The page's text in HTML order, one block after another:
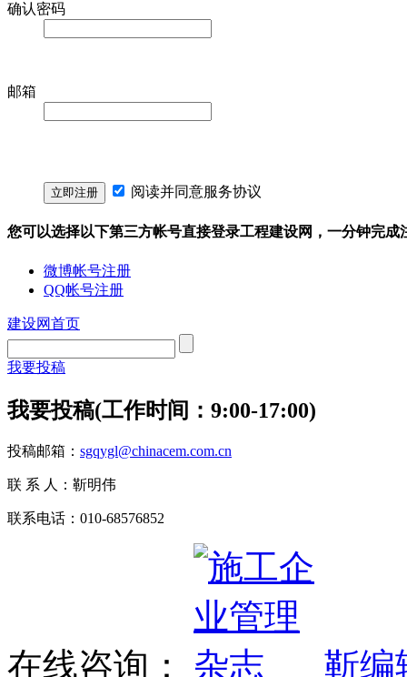
确认密码
邮箱
阅读并同意服务协议
您可以选择以下第三方帐号直接登录工程建设网，一分钟完成
微博帐号注册
QQ帐号注册
建设网首页
我要投稿
我要投稿(工作时间：9:00-17:00)
投稿邮箱： sgqygl@chinacem.com.cn
联 系 人：靳明伟
联系电话：010-68576852
在线咨询： 靳编